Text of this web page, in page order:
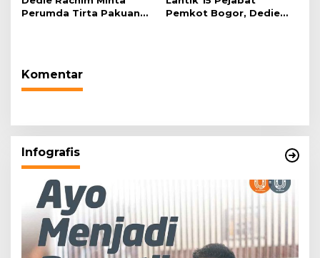
Perumda Tirta Pakuan
Pemkot Bogor, Dedie
Komentar
Infografis